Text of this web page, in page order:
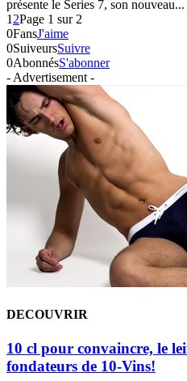
présente le Series 7, son nouveau...
1 2Page 1 sur 2
0FansJ'aime
0SuiveursSuivre
0AbonnésS'abonner
- Advertisement -
DECOUVRIR
10 cl pour convaincre, le
fondateurs de 10-Vins!